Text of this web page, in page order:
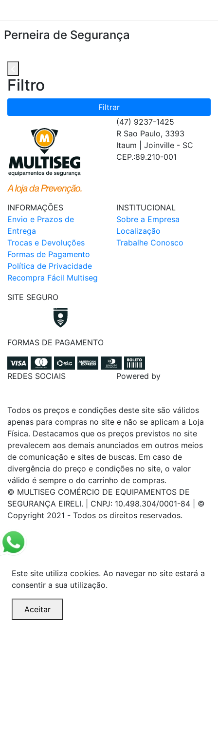
Perneira de Segurança
Filtro
Filtrar
(47) 9237-1425
R Sao Paulo, 3393
Itaum | Joinville - SC
CEP.:89.210-001
INFORMAÇÕES
Envio e Prazos de
Entrega
Trocas e Devoluções
Formas de Pagamento
Política de Privacidade
Recompra Fácil Multiseg
INSTITUCIONAL
Sobre a Empresa
Localização
Trabalhe Conosco
SITE SEGURO
FORMAS DE PAGAMENTO
REDES SOCIAIS Powered by
Todos os preços e condições deste site são válidos
apenas para compras no site e não se aplicam a Loja
Física. Destacamos que os preços previstos no site
prevalecem aos demais anunciados em outros meios
de comunicação e sites de buscas. Em caso de
divergência do preço e condições no site, o valor
válido é sempre o do carrinho de compras.
© MULTISEG COMÉRCIO DE EQUIPAMENTOS DE
SEGURANÇA EIRELI. | CNPJ: 10.498.304/0001-84 | ©
Copyright 2021 - Todos os direitos reservados.
Este site utiliza cookies. Ao navegar no site estará a
consentir a sua utilização.
Aceitar